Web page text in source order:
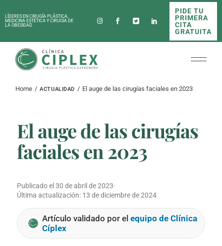
to
theLÍDERES EN CIRUGÍA PLÁSTICA,
MEDICINA ESTÉTICA Y CIRUGÍA DE
LA OBESIDAD
PIDE TU
PRIMERA
CITA
GRATUITA
Home ACTUALIDAD El auge de las cirugías faciales en 2023
El auge de las cirugías
faciales en 2023
Publicado el 30 de abril de 2023·
Última actualización: 13 de diciembre de 2024
Artículo validado por el equipo de Clínica
Cíplex